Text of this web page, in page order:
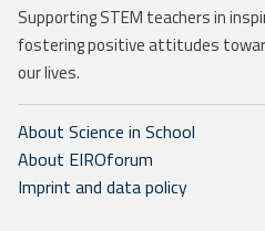
Supporting STEM teachers in
fostering positive attitudes
our lives.
About Science in School
About EIROforum
Imprint and data policy